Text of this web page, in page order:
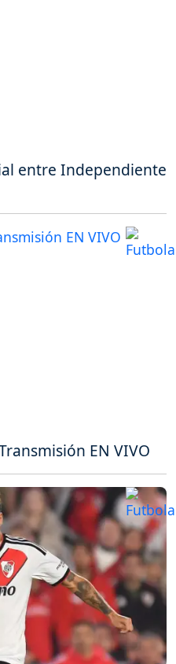
entre Independiente
EN VIVO